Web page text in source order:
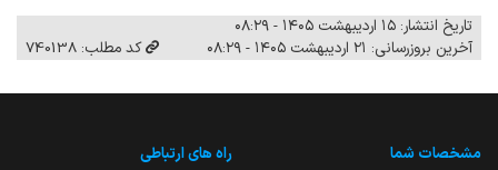
تاریخ انتشار: ۱۵ اردیبهشت ۱۴۰۵ - ۰۸:۲۹
آخرین بروزرسانی: ۲۱ اردیبهشت ۱۴۰۵ - ۰۸:۲۹
کد مطلب: 740138
مشخصات شما راه های ارتباطی